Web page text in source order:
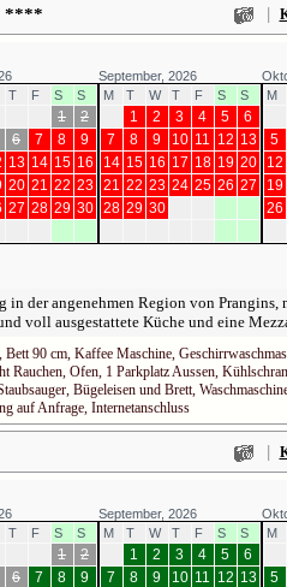
**** |
September, 2026
T F S S
1
2
6 7 8
9
13 14 15 16
20 21 22 23
27 28 29 30
M T W T F S S
1 2 3 4 5
6
7
8 9 10 11 12 13
14 15 16 17 18 19 20
21 22 23 24 25 26 27
28 29 30
M
5
12
19
26
der angenehmen Region von
voll ausgestattete Küche und eine
90 cm, Kaffee Maschine,
Rauchen, Ofen, 1 Parkplatz Aussen,
Bügeleisen und Brett,
auf Anfrage, Internetanschluss
|
September, 2026
T F S S
1
2
6 7 8
9
M T W T F S S
1 2 3 4 5
6
7
8 9 10 11 12 13
M
5